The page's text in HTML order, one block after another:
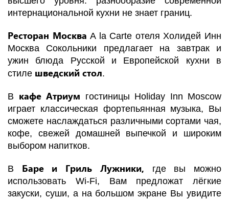
интернациональной кухни не знает границ.
Ресторан Москва A la Carte отеля Холидей Инн
Москва Сокольники предлагает на завтрак и
ужин блюда Русской и Европейской кухни в
стиле шведский стол.
В кафе Атриум гостиницы Holiday Inn Moscow
играет классическая фортепьянная музыка, Вы
сможете наслаждаться различными сортами чая,
кофе, свежей домашней выпечкой и широким
выбором напитков.
В Баре и Гриль Лужники,
где вы можно
использовать Wi-Fi, Вам предложат лёгкие
закуски, суши, а на большом экране Вы увидите